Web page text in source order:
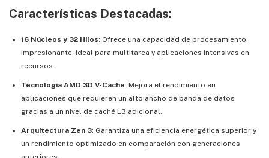
Características Destacadas:
16 Núcleos y 32 Hilos: Ofrece una capacidad de procesamiento
impresionante, ideal para multitarea y aplicaciones intensivas en
recursos.
Tecnología AMD 3D V-Cache: Mejora el rendimiento en
aplicaciones que requieren un alto ancho de banda de datos
gracias a un nivel de caché L3 adicional.
Arquitectura Zen 3: Garantiza una eficiencia energética superior y
un rendimiento optimizado en comparación con generaciones